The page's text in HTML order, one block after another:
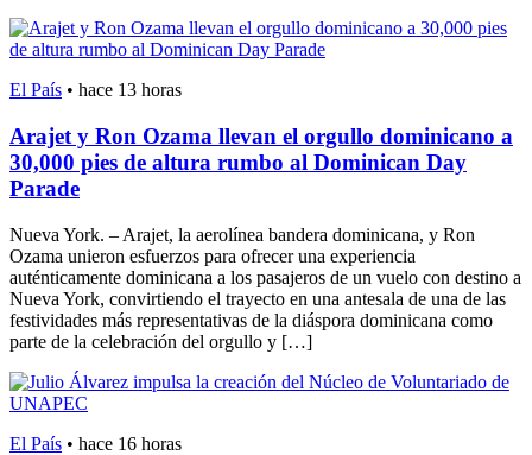
El País • hace 13 horas
Arajet y Ron Ozama llevan el orgullo dominicano a
30,000 pies de altura rumbo al Dominican Day
Parade
Nueva York. – Arajet, la aerolínea bandera dominicana, y Ron
Ozama unieron esfuerzos para ofrecer una experiencia
auténticamente dominicana a los pasajeros de un vuelo con destino a
Nueva York, convirtiendo el trayecto en una antesala de una de las
festividades más representativas de la diáspora dominicana como
parte de la celebración del orgullo y […]
El País • hace 16 horas